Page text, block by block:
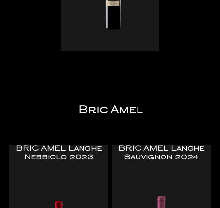
Bric Amel
BRIC AMEL Langhe
Nebbiolo 2023
BRIC AMEL Langhe
Sauvignon 2024